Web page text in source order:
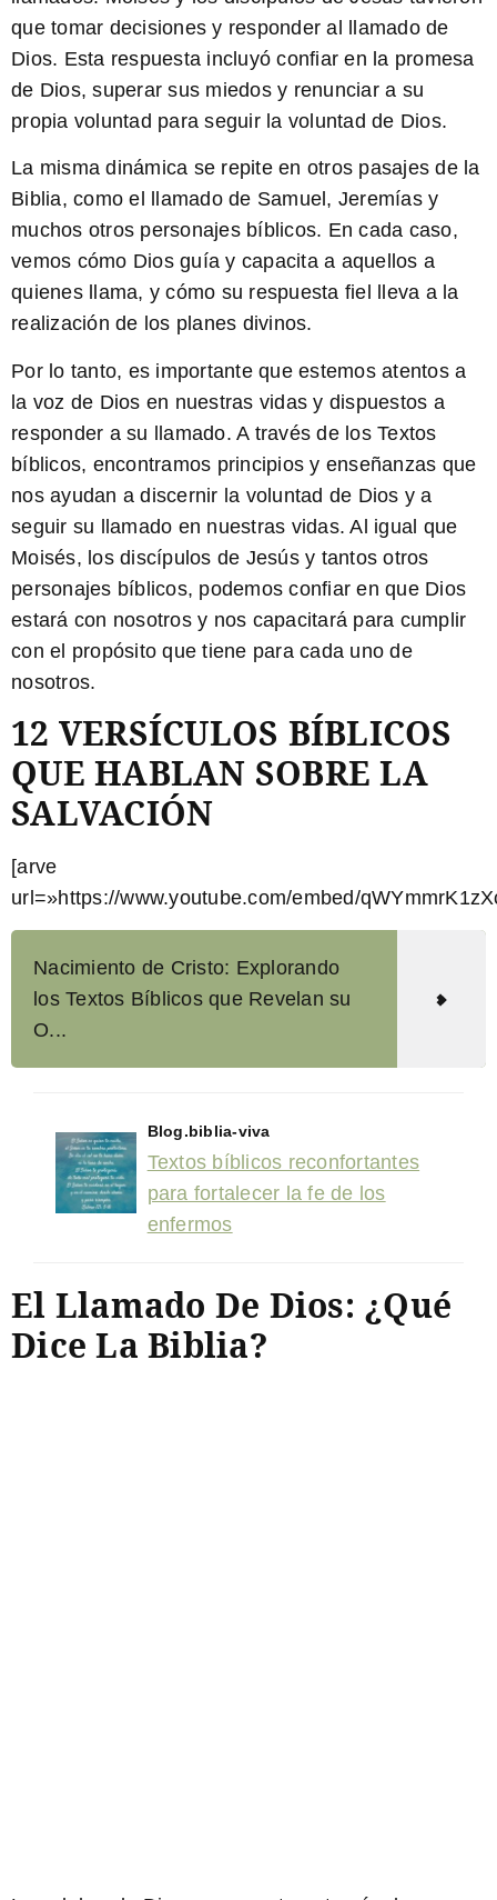
que tomar decisiones y responder al llamado de
Dios. Esta respuesta incluyó confiar en la promesa
de Dios, superar sus miedos y renunciar a su
propia voluntad para seguir la voluntad de Dios.
La misma dinámica se repite en otros pasajes de la
Biblia, como el llamado de Samuel, Jeremías y
muchos otros personajes bíblicos. En cada caso,
vemos cómo Dios guía y capacita a aquellos a
quienes llama, y cómo su respuesta fiel lleva a la
realización de los planes divinos.
Por lo tanto, es importante que estemos atentos a
la voz de Dios en nuestras vidas y dispuestos a
responder a su llamado. A través de los Textos
bíblicos, encontramos principios y enseñanzas que
nos ayudan a discernir la voluntad de Dios y a
seguir su llamado en nuestras vidas. Al igual que
Moisés, los discípulos de Jesús y tantos otros
personajes bíblicos, podemos confiar en que Dios
estará con nosotros y nos capacitará para cumplir
con el propósito que tiene para cada uno de
nosotros.
12 VERSÍCULOS BÍBLICOS
QUE HABLAN SOBRE LA
SALVACIÓN
[arve
url=»https://www.youtube.com/embed/
Nacimiento de Cristo: Explorando
los Textos Bíblicos que Revelan su
O...
Blog.biblia-viva
Textos bíblicos reconfortantes
para fortalecer la fe de los
enfermos
El Llamado De Dios: ¿Qué
Dice La Biblia?